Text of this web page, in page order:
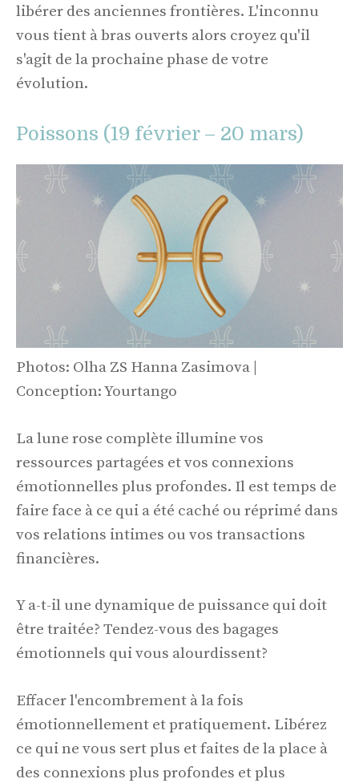
libérer des anciennes frontières. L'inconnu
vous tient à bras ouverts alors croyez qu'il
s'agit de la prochaine phase de votre
évolution.
Poissons (19 février – 20 mars)
Photos: Olha ZS Hanna Zasimova |
Conception: Yourtango
La lune rose complète illumine vos
ressources partagées et vos connexions
émotionnelles plus profondes. Il est temps de
faire face à ce qui a été caché ou réprimé dans
vos relations intimes ou vos transactions
financières.
Y a-t-il une dynamique de puissance qui doit
être traitée? Tendez-vous des bagages
émotionnels qui vous alourdissent?
Effacer l'encombrement à la fois
émotionnellement et pratiquement. Libérez
ce qui ne vous sert plus et faites de la place à
des connexions plus profondes et plus